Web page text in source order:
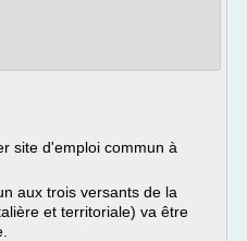
site d'emploi commun à
aux trois versants de la
et territoriale) va être